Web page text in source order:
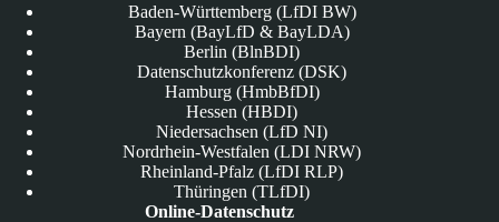
Baden-Württemberg (LfDI BW)
Bayern (BayLfD & BayLDA)
Berlin (BlnBDI)
Datenschutzkonferenz (DSK)
Hamburg (HmbBfDI)
Hessen (HBDI)
Niedersachsen (LfD NI)
Nordrhein-Westfalen (LDI NRW)
Rheinland-Pfalz (LfDI RLP)
Thüringen (TLfDI)
Online-Datenschutz